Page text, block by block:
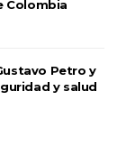
Colombia
Petro y
y salud